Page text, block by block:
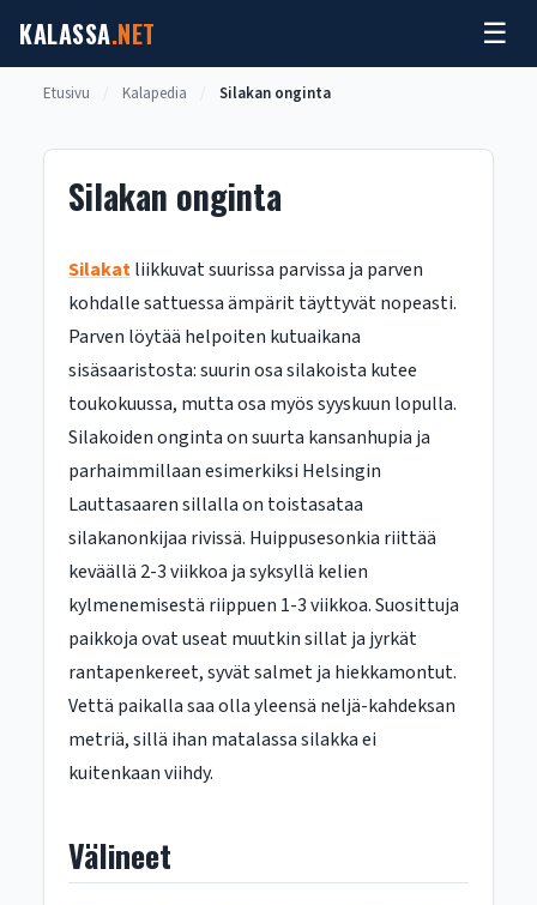
sisältöön
KALASSA.NET ☰
Etusivu Kalapedia Silakan onginta
Silakan onginta
Silakatliikkuvat suurissa parvissa ja parven
kohdalle sattuessa ämpärit täyttyvät nopeasti.
Parven löytää helpoiten kutuaikana
sisäsaaristosta: suurin osa silakoista kutee
toukokuussa, mutta osa myös syyskuun lopulla.
Silakoiden onginta on suurta kansanhupia ja
parhaimmillaan esimerkiksi Helsingin
Lauttasaaren sillalla on toistasataa
silakanonkijaa rivissä. Huippusesonkia riittää
keväällä 2-3 viikkoa ja syksyllä kelien
kylmenemisestä riippuen 1-3 viikkoa. Suosittuja
paikkoja ovat useat muutkin sillat ja jyrkät
rantapenkereet, syvät salmet ja hiekkamontut.
Vettä paikalla saa olla yleensä neljä-kahdeksan
metriä, sillä ihan matalassa silakka ei
kuitenkaan viihdy.
Välineet